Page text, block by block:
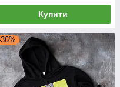
Купити